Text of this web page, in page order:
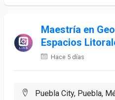
Maestría en
Espacios
Hace 5 días
Puebla City, Puebla,